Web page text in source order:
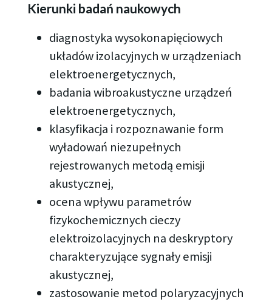
Kierunki badań naukowych
diagnostyka wysokonapięciowych
układów izolacyjnych w urządzeniach
elektroenergetycznych,
badania wibroakustyczne urządzeń
elektroenergetycznych,
klasyfikacja i rozpoznawanie form
wyładowań niezupełnych
rejestrowanych metodą emisji
akustycznej,
ocena wpływu parametrów
fizykochemicznych cieczy
elektroizolacyjnych na deskryptory
charakteryzujące sygnały emisji
akustycznej,
zastosowanie metod polaryzacyjnych